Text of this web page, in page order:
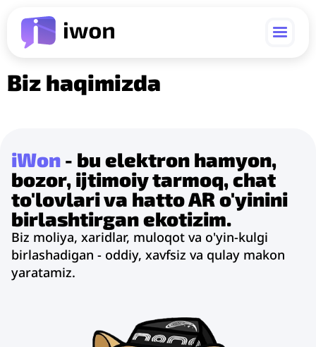
Biz haqimizda
iWon - bu elektron hamyon,
bozor, ijtimoiy tarmoq, chat
to'lovlari va hatto AR o'yinini
birlashtirgan ekotizim.
Biz moliya, xaridlar, muloqot va o'yin-kulgi
birlashadigan - oddiy, xavfsiz va qulay makon
yaratamiz.